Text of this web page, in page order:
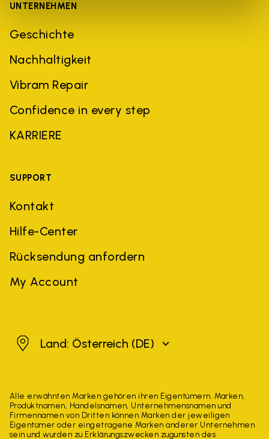
UNTERNEHMEN
Geschichte
Nachhaltigkeit
Vibram Repair
Confidence in every step
KARRIERE
SUPPORT
Kontakt
Hilfe-Center
Rücksendung anfordern
My Account
Österreich
Land: Österreich (DE)
Alle erwähnten Marken gehören ihren Eigentümern. Marken,
Produktnamen, Handelsnamen, Unternehmensnamen und
Firmennamen von Dritten können Marken der jeweiligen
Eigentümer oder eingetragene Marken anderer Unternehmen
sein und wurden zu Erklärungszwecken zugunsten des